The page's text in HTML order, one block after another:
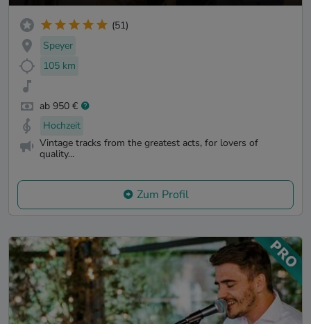
(51)
Speyer
105 km
ab 950 €
Hochzeit
Vintage tracks from the greatest acts, for lovers of
quality...
Zum Profil